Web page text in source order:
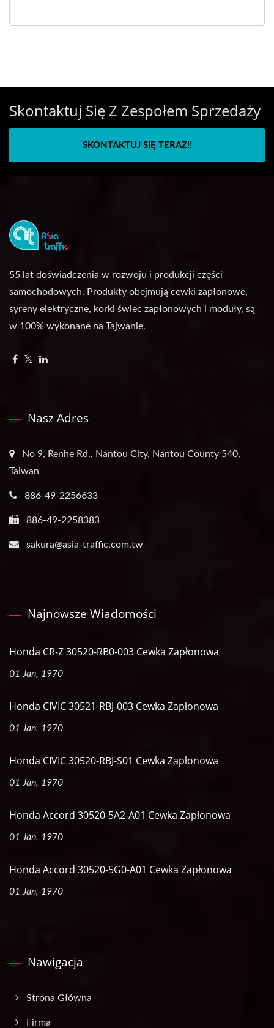
Skontaktuj Się Z Zespołem Sprzedaży
SKONTAKTUJ SIĘ TERAZ!!
55 lat doświadczenia w rozwoju i produkcji części
samochodowych. Produkty obejmują cewki zapłonowe,
syreny elektryczne, korki świec zapłonowych i moduły, są
w 100% wykonane na Tajwanie.
Nasz Adres
No 9, Renhe Rd., Nantou City, Nantou County 540,
Taiwan
886-49-2256633
886-49-2258383
sakura@asia-traffic.com.tw
Najnowsze Wiadomości
Honda CR-Z 30520-RB0-003 Cewka Zapłonowa
01 Jan, 1970
Honda CIVIC 30521-RBJ-003 Cewka Zapłonowa
01 Jan, 1970
Honda CIVIC 30520-RBJ-S01 Cewka Zapłonowa
01 Jan, 1970
Honda Accord 30520-5A2-A01 Cewka Zapłonowa
01 Jan, 1970
Honda Accord 30520-5G0-A01 Cewka Zapłonowa
01 Jan, 1970
Nawigacja
Strona Główna
Firma